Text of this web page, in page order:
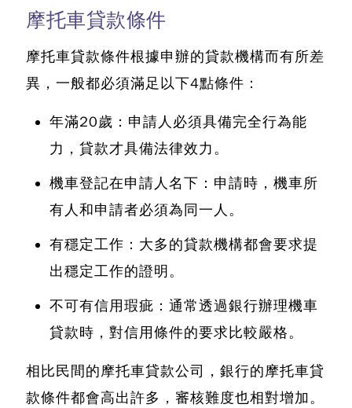
摩托車貸款條件
摩托車貸款條件根據申辦的貸款機構而有所差
異 ，一般都必須滿足以下4點條件：
年滿20歲：申請人必須具備完全行為能
力，貸款才具備法律效力。
機車登記在申請人名下：申請時，機車所
有人和申請者必須為同一人。
有穩定工作：大多的貸款機構都會要求提
出穩定工作的證明。
不可有信用瑕疵：通常透過銀行辦理機車
貸款時，對信用條件的要求比較嚴格。
相比民間的摩托車貸款公司， 銀行的摩托車貸
款條件都會高出許多 ，審核難度也相對增加。